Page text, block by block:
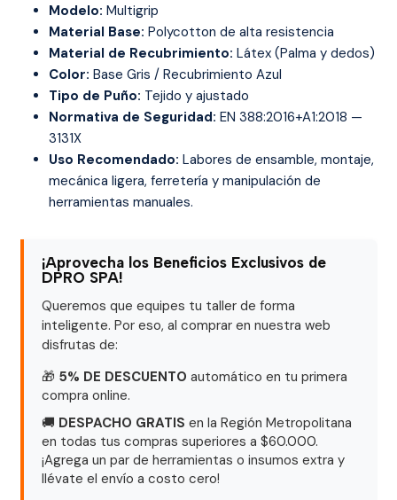
Modelo: Multigrip
Material Base: Polycotton de alta resistencia
Material de Recubrimiento: Látex (Palma y dedos)
Color: Base Gris / Recubrimiento Azul
Tipo de Puño: Tejido y ajustado
Normativa de Seguridad: EN 388:2016+A1:2018 —
3131X
Uso Recomendado: Labores de ensamble, montaje,
mecánica ligera, ferretería y manipulación de
herramientas manuales.
¡Aprovecha los Beneficios Exclusivos de
DPRO SPA!
Queremos que equipes tu taller de forma
inteligente. Por eso, al comprar en nuestra web
disfrutas de:
🎁 5% DE DESCUENTO automático en tu primera
compra online.
🚚 DESPACHO GRATIS en la Región Metropolitana
en todas tus compras superiores a $60.000.
¡Agrega un par de herramientas o insumos extra y
llévate el envío a costo cero!